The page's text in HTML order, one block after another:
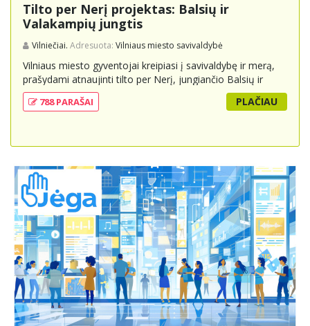
Tilto per Nerį projektas: Balsių ir
Valakampių jungtis
Vilniečiai. Adresuota: Vilniaus miesto savivaldybė
Vilniaus miesto gyventojai kreipiasi į savivaldybę ir merą,
prašydami atnaujinti tilto per Nerį, jungiančio Balsių ir
Valakampių kryptis, projektą ir įtraukti jį į miesto
strateginius susisiekimo planus. Šis tiltas ne tik padėtų
suteikdamas daugiau susisiekimo galimybių tiek
dviratininkams. Gyventojai ragina atlikti techninę,
ekonominę ir transporto analizę, organizuoti viešas
konsultacijas ir integruoti projektą į ilgalaikius miesto
planus, siekiant užtikrinti transporto sistemos patikimumą
ir prisitaikymą prie sparčiai augančio miesto poreikių.
788 PARAŠAI PLAČIAU